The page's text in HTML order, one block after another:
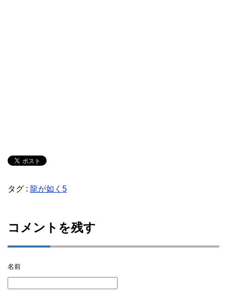
タグ : 龍が如く5
コメントを残す
名前